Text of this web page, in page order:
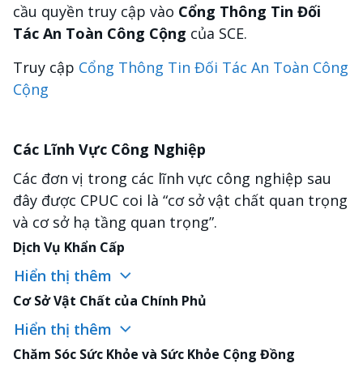
cầu quyền truy cập vào Cổng Thông Tin Đối
Tác An Toàn Công Cộng của SCE.
Truy cập Cổng Thông Tin Đối Tác An Toàn Công
Cộng
Các Lĩnh Vực Công Nghiệp
Các đơn vị trong các lĩnh vực công nghiệp sau
đây được CPUC coi là “cơ sở vật chất quan trọng
và cơ sở hạ tầng quan trọng”.
Dịch Vụ Khẩn Cấp
Hiển thị thêm
Cơ Sở Vật Chất của Chính Phủ
Hiển thị thêm
Chăm Sóc Sức Khỏe và Sức Khỏe Cộng Đồng